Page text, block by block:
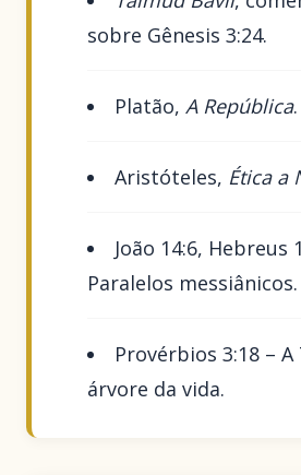
sobre Gênesis 3:24.
Platão,A República.
Aristóteles, Ética a
João 14:6, Hebreus
Paralelos messiânicos.
Provérbios 3:18 –
árvore da vida.